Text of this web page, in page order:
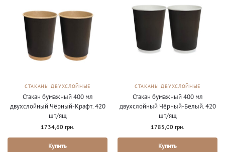
СТАКАНЫ ДВУХСЛОЙНЫЕ
Стакан бумажный 400 мл
двухслойный Чёрный-Крафт. 420
шт/ящ
1734,60 грн.
Купить
СТАКАНЫ ДВУХСЛОЙНЫЕ
Стакан бумажный 400 мл
двухслойный Чёрный-Белый. 420
шт/ящ
1785,00 грн.
Купить